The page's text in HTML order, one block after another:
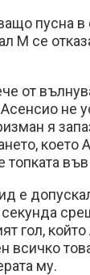
пусна в
М се
от
не
я
което
топката във
е
секунда
гол,
всичко
му.